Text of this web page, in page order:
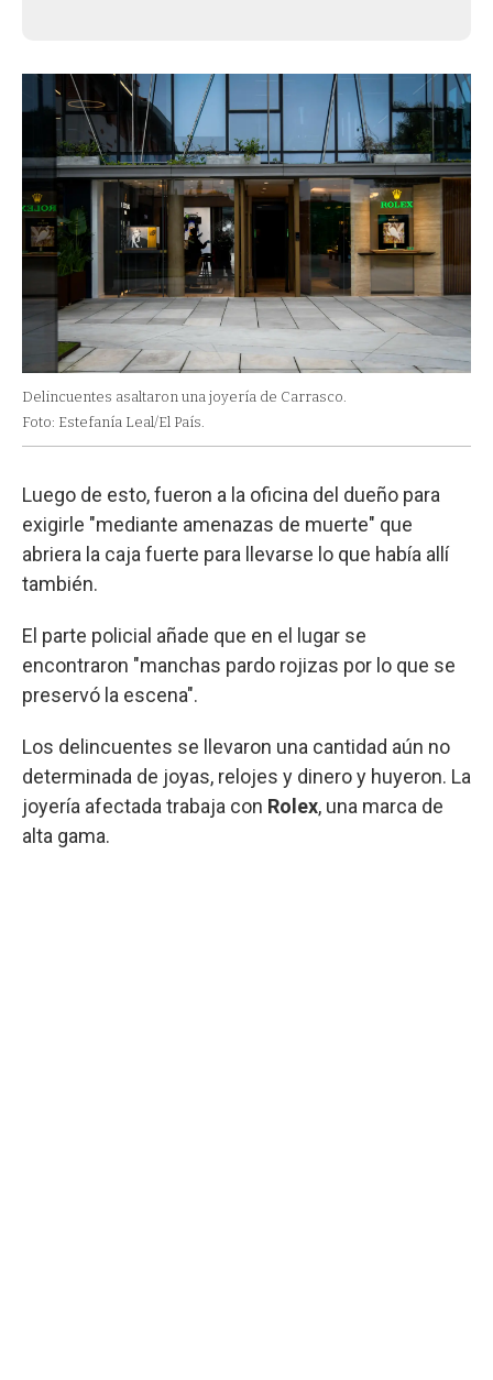
Delincuentes asaltaron una joyería de Carrasco.
Foto: Estefanía Leal/El País.
Luego de esto, fueron a la oficina del dueño para
exigirle "mediante amenazas de muerte" que
abriera la caja fuerte para llevarse lo que había allí
también.
El parte policial añade que en el lugar se
encontraron "manchas pardo rojizas por lo que se
preservó la escena".
Los delincuentes se llevaron una cantidad aún no
determinada de joyas, relojes y dinero y huyeron. La
joyería afectada trabaja con Rolex, una marca de
alta gama.